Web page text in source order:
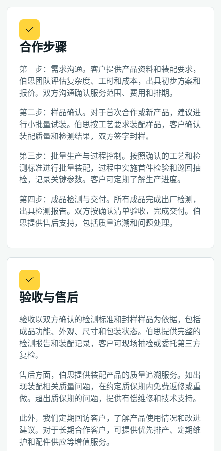
合作步骤
第一步：需求沟通。客户提供产品资料和装配要求，
伯思团队评估复杂度、工时和成本，出具初步方案和
报价。双方沟通确认服务范围、费用和排期。
第二步：样品确认。对于首次合作或新产品，建议进
行小批量试装。伯思按工艺要求装配样品，客户确认
装配质量和检测结果，双方签字封样。
第三步：批量生产与过程控制。按照确认的工艺和检
测标准进行批量装配，过程中实施首件检验和巡回抽
检，记录关键参数。客户可定期了解生产进度。
第四步：成品检测与交付。所有成品完成出厂检测，
出具检测报告。双方按确认清单验收，完成交付。伯
思提供售后支持，包括质量追溯和问题处理。
验收与售后
验收以双方确认的检测标准和封样样品为依据，包括
成品功能、外观、尺寸和包装状态。伯思提供完整的
检测报告和装配记录，客户可现场抽检或委托第三方
复检。
售后方面，伯思提供装配产品的质量追溯服务。如出
现装配相关质量问题，在约定质保期内免费返修或重
做。超出质保期的问题，提供有偿维修和技术支持。
此外，我们定期回访客户，了解产品使用情况和改进
建议。对于长期合作客户，可提供优先排产、定期维
护和配件供应等增值服务。